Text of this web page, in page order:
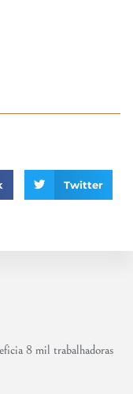
8 mil trabalhadoras
Twitter